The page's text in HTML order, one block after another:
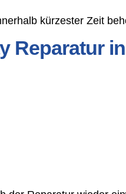
kürzester Zeit
Reparatur